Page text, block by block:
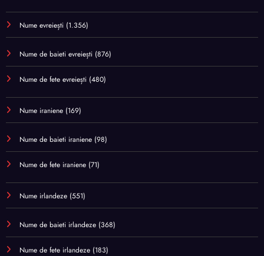
Nume evreiești (1.356)
Nume de baieti evreiești (876)
Nume de fete evreiești (480)
Nume iraniene (169)
Nume de baieti iraniene (98)
Nume de fete iraniene (71)
Nume irlandeze (551)
Nume de baieti irlandeze (368)
Nume de fete irlandeze (183)